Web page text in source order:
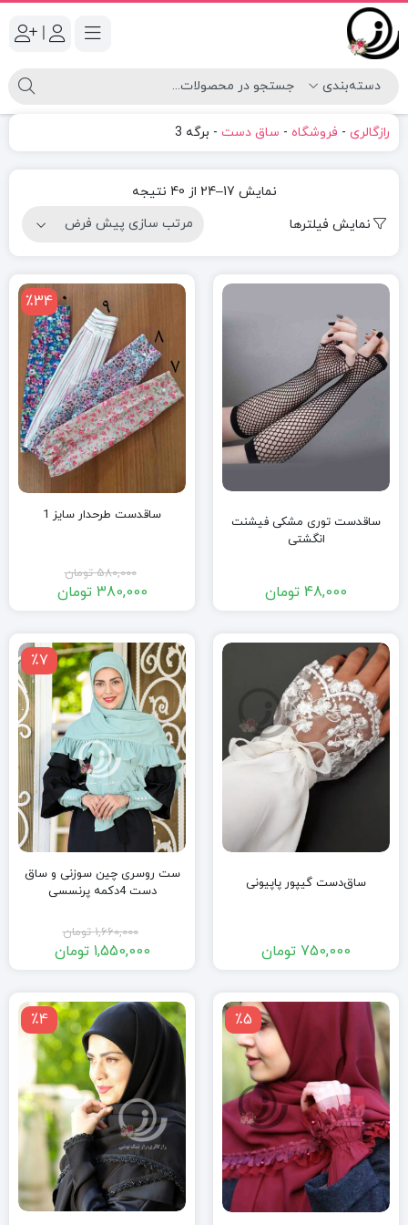
|
رازگالری - فروشگاه - ساق دست - برگه 3
نمایش 17–24 از 40 نتیجه
نمایش فیلترها
ساقدست توری مشکی فیشنت
انگشتی
48,000 تومان
٪34
ساقدست طرحدار سایز 1
580,000 تومان
580,000 تومان
بود.
380,000 تومان
380,000 تومان.
ساق‌دست گیپور پاپیونی
750,000 تومان
٪7
ست روسری چین سوزنی و ساق
دست 4دکمه پرنسسی
1,660,000 تومان
1,660,000 تومان
بود.
1,550,000 تومان
1,550,000 تومان.
٪5 ٪4